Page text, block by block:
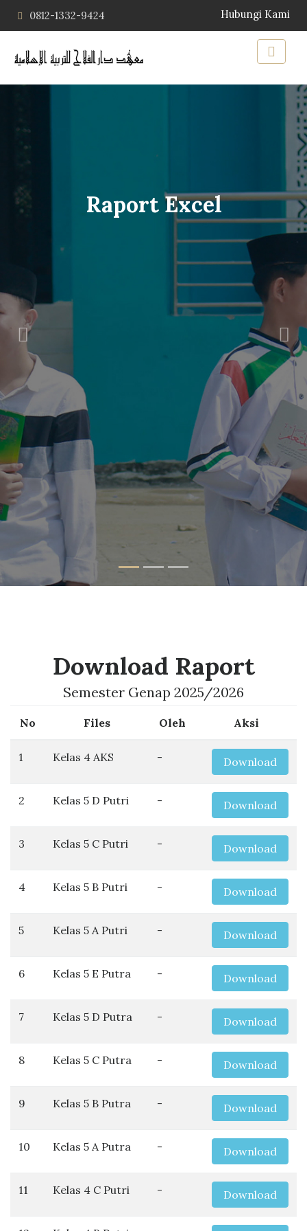
0812-1332-9424 Hubungi Kami
Raport Excel
Previous
Download Raport
Semester Genap 2025/2026
No Files Oleh Aksi
1 Kelas 4 AKS - Download
2 Kelas 5 D Putri - Download
3 Kelas 5 C Putri - Download
4 Kelas 5 B Putri - Download
5 Kelas 5 A Putri - Download
6 Kelas 5 E Putra - Download
7 Kelas 5 D Putra - Download
8 Kelas 5 C Putra - Download
9 Kelas 5 B Putra - Download
10 Kelas 5 A Putra - Download
11 Kelas 4 C Putri - Download